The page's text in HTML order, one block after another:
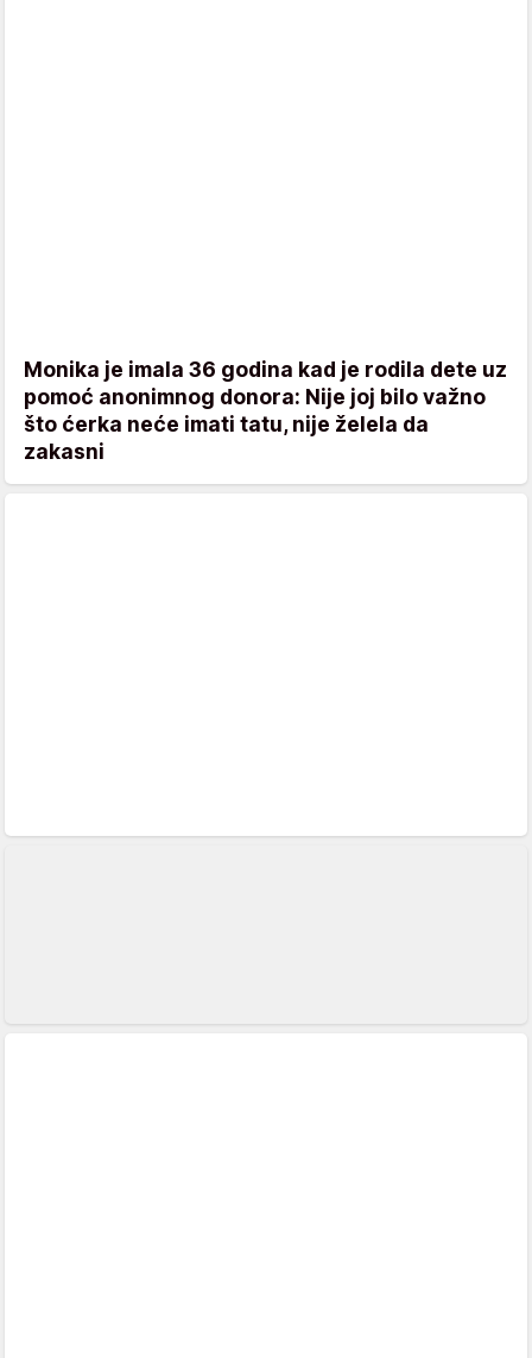
Monika je imala 36 godina kad je rodila dete uz
pomoć anonimnog donora: Nije joj bilo važno
što ćerka neće imati tatu, nije želela da
zakasni